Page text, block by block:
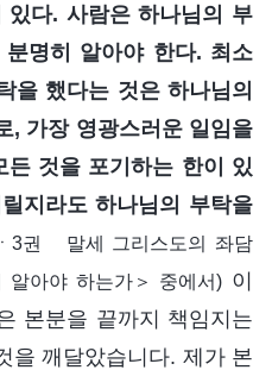
다. 사람은 하나님의 부
명히 알아야 한다. 최소
을 했다는 것은 하나님의
, 가장 영광스러운 일임을
것을 포기하는 한이 있
지라도 하나님의 부탁을
3권 말세 그리스도의 좌담
알아야 하는가＞ 중에서) 이
본분을 끝까지 책임지는
을 깨달았습니다. 제가 본